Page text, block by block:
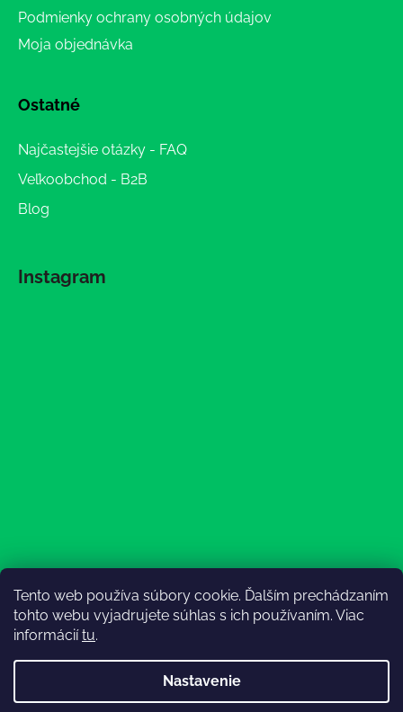
Tento web používa súbory cookie. Ďalším prechádzaním
tohto webu vyjadrujete súhlas s ich používaním. Viac
informáciítu.
Nastavenie
Podmienky ochrany osobných údajov
Moja objednávka
Ostatné
Najčastejšie otázky - FAQ
Veľkoobchod - B2B
Blog
Instagram
Sledovať na Instagrame